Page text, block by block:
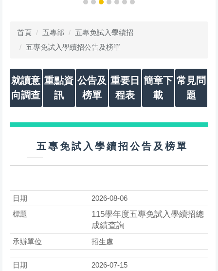
首頁 五專部
五專免試入學續招
五專免試入學續招公告及榜單
就讀意
向調查
重點資
訊
公告及
榜單
重要日
程表
簡章下
載
常見問
題
五專免試入學續招公告及榜單
2026-08-06
115學年度五專免試入學續招總
成績查詢
招生處
2026-07-15